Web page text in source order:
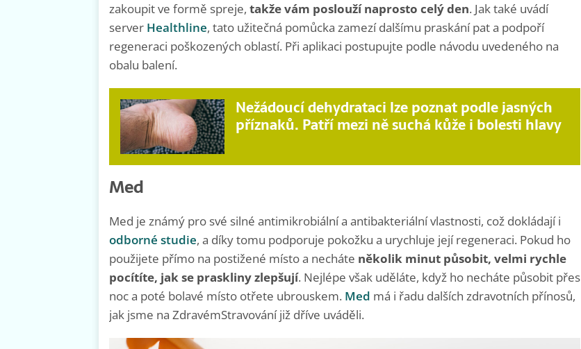
zakoupit ve formě spreje, takže vám poslouží naprosto celý den. Jak také uvádí
server Healthline, tato užitečná pomůcka zamezí dalšímu praskání pat a podpoří
regeneraci poškozených oblastí. Při aplikaci postupujte podle návodu uvedeného na
obalu balení.
Nežádoucí dehydrataci lze poznat podle jasných
příznaků. Patří mezi ně suchá kůže i bolesti hlavy
Med
Med je známý pro své silné antimikrobiální a antibakteriální vlastnosti, což dokládají i
odborné studie, a díky tomu podporuje pokožku a urychluje její regeneraci. Pokud ho
použijete přímo na postižené místo a necháte několik minut působit, velmi rychle
pocítíte, jak se praskliny zlepšují. Nejlépe však uděláte, když ho necháte působit přes
noc a poté bolavé místo otřete ubrouskem. Med má i řadu dalších zdravotních přínosů,
jak jsme na ZdravémStravování již dříve uváděli.